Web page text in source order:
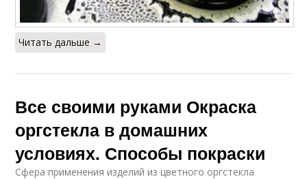
Читать дальше →
Все своими руками Окраска
оргстекла в домашних
условиях. Способы покраски
Сфера применения изделий из цветного оргстекла